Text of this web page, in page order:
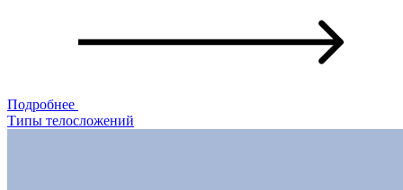
Подробнее
Типы телосложений